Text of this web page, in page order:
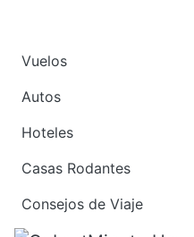
Vuelos
Autos
Hoteles
Casas Rodantes
Consejos de Viaje
Solo ida